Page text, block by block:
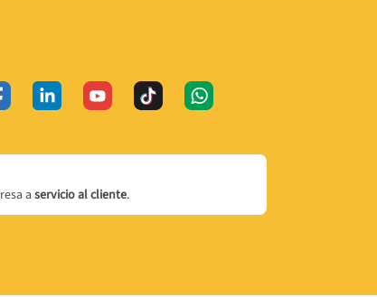
aservicio al cliente.